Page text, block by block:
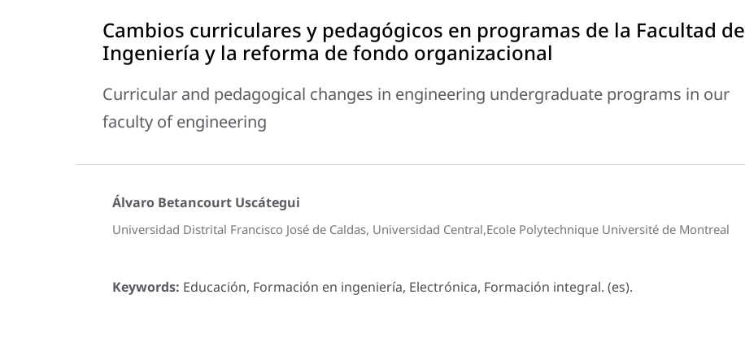
Cambios curriculares y pedagógicos en programas de la Facultad de
Ingeniería y la reforma de fondo organizacional
Curricular and pedagogical changes in engineering undergraduate programs in our
faculty of engineering
Álvaro Betancourt Uscátegui
Universidad Distrital Francisco José de Caldas, Universidad Central,Ecole Polytechnique Université de Montreal
Keywords: Educación, Formación en ingeniería, Electrónica, Formación integral. (es).